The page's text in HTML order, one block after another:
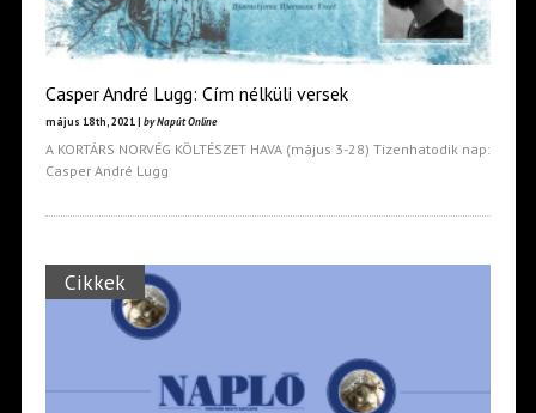
Casper André Lugg: Cím nélküli versek
május 18th, 2021 | by Napút Online
A KORTÁRS NORVÉG KÖLTÉSZET HAVA (május 3-28) Tizenhatodik nap:
Casper André Lugg
Cikkek